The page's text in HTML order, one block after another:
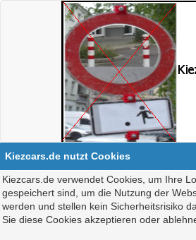
Kiezcars.de nutzt Cookies
Kiezcars.de verwendet Cookies, um Ihre
gespeichert sind, um die Nutzung der
werden und stellen kein Sicherheitsrisiko
Sie diese Cookies akzeptieren oder